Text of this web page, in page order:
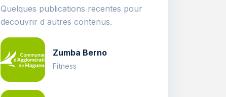
Quelques publications recentes pour
decouvrir d autres contenus.
Zumba Berno
Fitness